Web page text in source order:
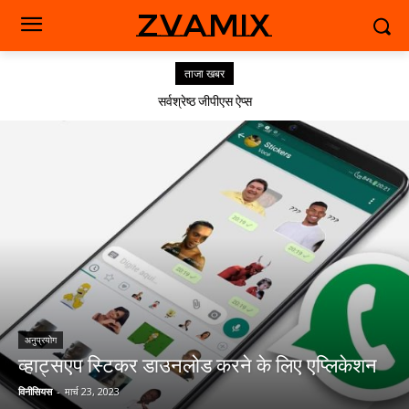
zvamix
ताजा खबर
सर्वश्रेष्ठ जीपीएस ऐप्स
अनुप्रयोग
व्हाट्सएप स्टिकर डाउनलोड करने के लिए एप्लिकेशन
विनीसियस - मार्च 23, 2023